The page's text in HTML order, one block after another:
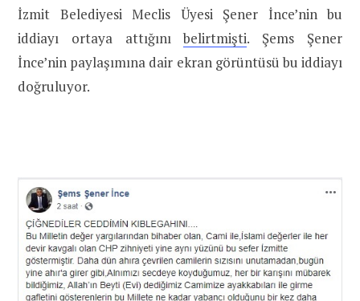
İzmit Belediyesi Meclis Üyesi Şener İnce’nin bu
iddiayı ortaya attığınıbelirtmişti. Şems Şener
İnce’nin paylaşımına dair ekran görüntüsü bu iddiayı
doğruluyor.